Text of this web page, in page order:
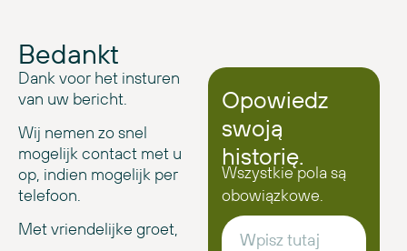
Bedankt
Dank voor het insturen
van uw bericht.
Wij nemen zo snel
mogelijk contact met u
op, indien mogelijk per
telefoon.
Met vriendelijke groet,
Opowiedz
swoją
historię.
Wszystkie pola są
obowiązkowe.